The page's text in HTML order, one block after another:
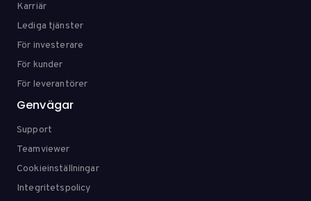
Karriär
Lediga tjänster
För investerare
För kunder
För leverantörer
Genvägar
Support
Teamviewer
Cookieinställningar
Integritetspolicy